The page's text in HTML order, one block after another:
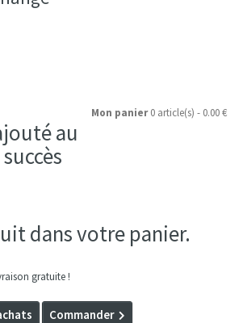
Mon panier 0 article(s) - 0.00 €
au
dans votre panier.
gratuite !
Commander